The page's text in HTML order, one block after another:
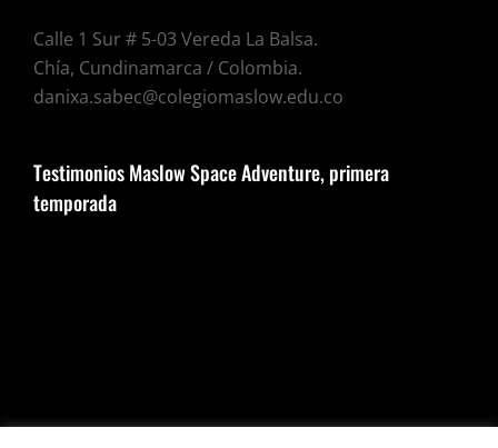
Calle 1 Sur # 5-03 Vereda La Balsa.
Chía, Cundinamarca / Colombia.
danixa.sabec@colegiomaslow.edu.co
Testimonios Maslow Space Adventure, primera
temporada